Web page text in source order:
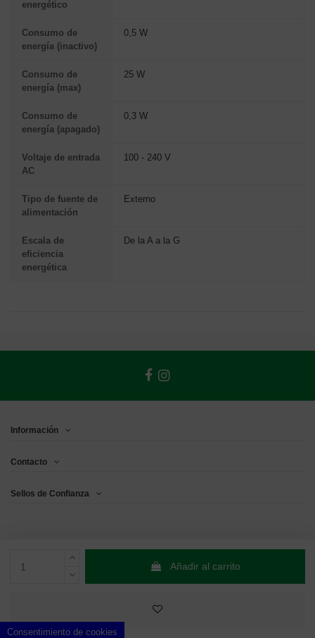
Añadir al carrito
energético
Consumo de
energía (inactivo)
0,5 W
Consumo de
energía (max)
25 W
Consumo de
energía (apagado)
0,3 W
Voltaje de entrada
AC
100 - 240 V
Tipo de fuente de
alimentación
Externo
Escala de
eficiencia
energética
De la A a la G
Información
Contacto
Sellos de Confianza
Consentimiento de cookies